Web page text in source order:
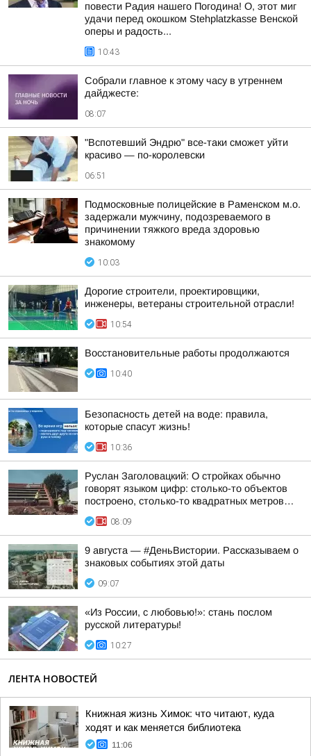
повести Радия нашего Погодина! О, этот миг
удачи перед окошком Stehplatzkasse Венской
оперы и радость...
10:43
Собрали главное к этому часу в утреннем
дайджесте:
08:07
"Вспотевший Эндрю" все-таки сможет уйти
красиво — по-королевски
06:51
Подмосковные полицейские в Раменском м.о.
задержали мужчину, подозреваемого в
причинении тяжкого вреда здоровью
знакомому
10:03
Дорогие строители, проектировщики,
инженеры, ветераны строительной отрасли!
10:54
Восстановительные работы продолжаются
10:40
Безопасность детей на воде: правила,
которые спасут жизнь!
10:36
Руслан Заголовацкий: О стройках обычно
говорят языком цифр: столько-то объектов
построено, столько-то квадратных метров…
08:09
9 августа — #ДеньВистории. Рассказываем о
знаковых событиях этой даты
09:07
«Из России, с любовью!»: стань послом
русской литературы!
10:27
ЛЕНТА НОВОСТЕЙ
Книжная жизнь Химок: что читают, куда
ходят и как меняется библиотека
11:06